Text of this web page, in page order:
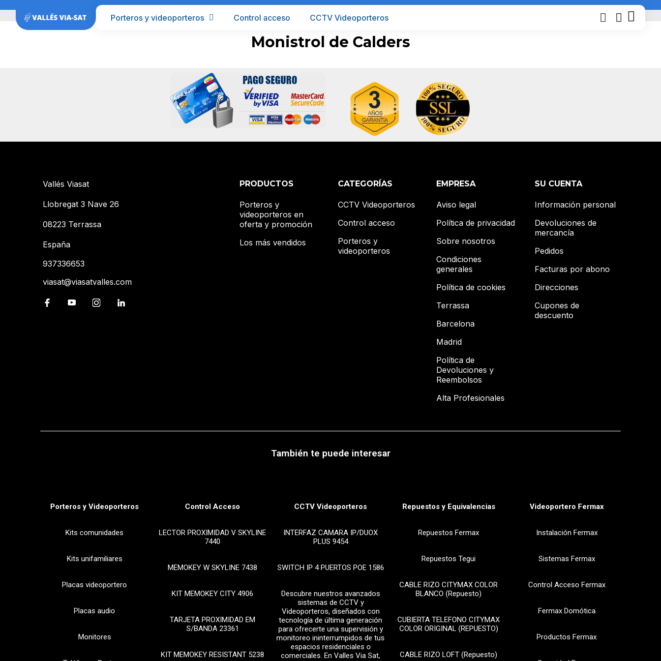
Porteros y videoporteros Control acceso CCTV Videoporteros
Barcelona
Monistrol de Calders
Vallés Viasat
Llobregat 3 Nave 26
08223 Terrassa
España
937336653
viasat@viasatvalles.com
PRODUCTOS
Porteros y
videoporteros en
oferta y promoción
Los más vendidos
CATEGORÍAS
CCTV Videoporteros
Control acceso
Porteros y
videoporteros
EMPRESA
Aviso legal
Política de privacidad
Sobre nosotros
Condiciones
generales
Política de cookies
Terrassa
Barcelona
Madrid
Política de
Devoluciones y
Reembolsos
Alta Profesionales
SU CUENTA
Información personal
Devoluciones de
mercancía
Pedidos
Facturas por abono
Direcciones
Cupones de
descuento
También te puede interesar
Porteros y Videoporteros
Kits comunidades
Kits unifamiliares
Placas videoportero
Placas audio
Monitores
Control Acceso
LECTOR PROXIMIDAD V SKYLINE
7440
MEMOKEY W SKYLINE 7438
KIT MEMOKEY CITY 4906
TARJETA PROXIMIDAD EM
S/BANDA 23361
KIT MEMOKEY RESISTANT 5238
CCTV Videoporteros
INTERFAZ CAMARA IP/DUOX
PLUS 9454
SWITCH IP 4 PUERTOS POE 1586
Descubre nuestros avanzados
sistemas de CCTV y
Videoporteros, diseñados con
tecnología de última generación
para ofrecerte una supervisión y
monitoreo ininterrumpidos de tus
espacios residenciales o
comerciales. En Valles Via Sat,
Repuestos y Equivalencias
Repuestos Fermax
Repuestos Tegui
CABLE RIZO CITYMAX COLOR
BLANCO (Repuesto)
CUBIERTA TELEFONO CITYMAX
COLOR ORIGINAL (REPUESTO)
CABLE RIZO LOFT (Repuesto)
Videoportero Fermax
Instalación Fermax
Sistemas Fermax
Control Acceso Fermax
Fermax Domótica
Productos Fermax